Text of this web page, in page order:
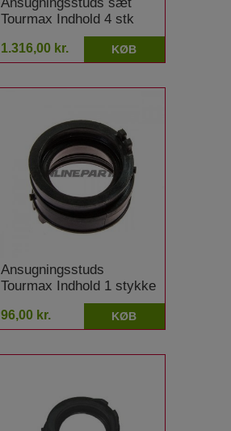
Tourmax Indhold 4 stk
Yamaha FJ 1200
1.316,00 kr. KØB
Ansugningsstuds
Tourmax Indhold 1 stykke
Honda CRF 250 R
96,00 kr. KØB